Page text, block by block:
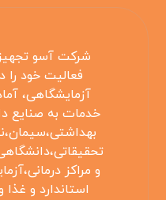
شرکت آسو
فعالیت خود را
آزمایشگاهی،
خدمات به صنایع
و مراکز
استاندارد و غذا